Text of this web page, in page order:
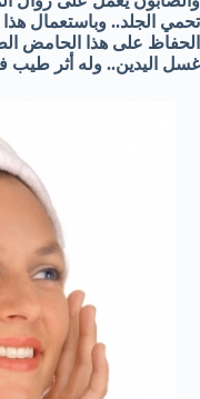
تحمي الجلد.. وباستعمال
الحفاظ على هذا الحامض
غسل اليدين.. وله أثر طيب